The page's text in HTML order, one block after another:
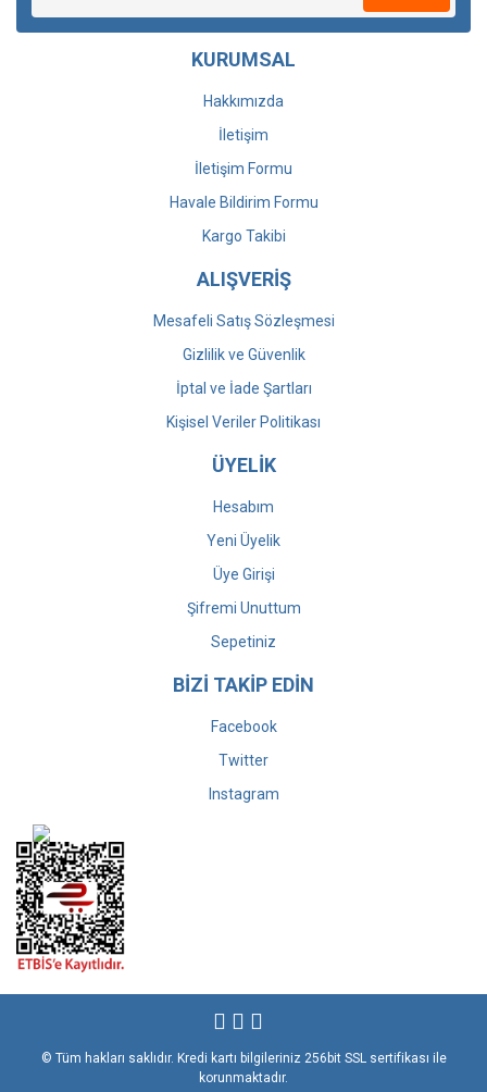
KURUMSAL
Hakkımızda
İletişim
İletişim Formu
Havale Bildirim Formu
Kargo Takibi
ALIŞVERİŞ
Mesafeli Satış Sözleşmesi
Gizlilik ve Güvenlik
İptal ve İade Şartları
Kişisel Veriler Politikası
ÜYELİK
Hesabım
Yeni Üyelik
Üye Girişi
Şifremi Unuttum
Sepetiniz
BİZİ TAKİP EDİN
Facebook
Twitter
Instagram
© Tüm hakları saklıdır. Kredi kartı bilgileriniz 256bit SSL sertifikası ile
korunmaktadır.